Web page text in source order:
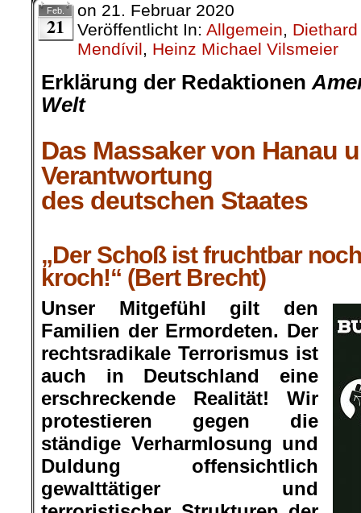
Feb.
21
on 21. Februar 2020
Veröffentlicht In: Allgemein,
Mendívil, Heinz Michael Vilsmeier
Erklärung der Redaktionen
Welt
Das Massaker von Hanau
Verantwortung
des deutschen Staates
„Der Schoß ist fruchtbar
kroch!“ (Bert Brecht)
Unser Mitgefühl gilt den
Familien der Ermordeten. Der
rechtsradikale Terrorismus ist
auch in Deutschland eine
erschreckende Realität! Wir
protestieren gegen die
ständige Verharmlosung und
Duldung offensichtlich
gewalttätiger und